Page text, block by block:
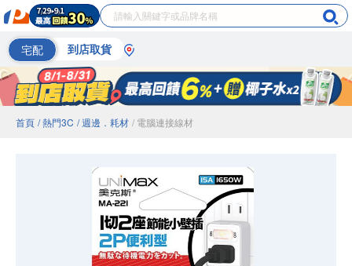
宅配 到店取貨
首頁 / 熱門3C / 週邊．耗材 / 電腦連接線材